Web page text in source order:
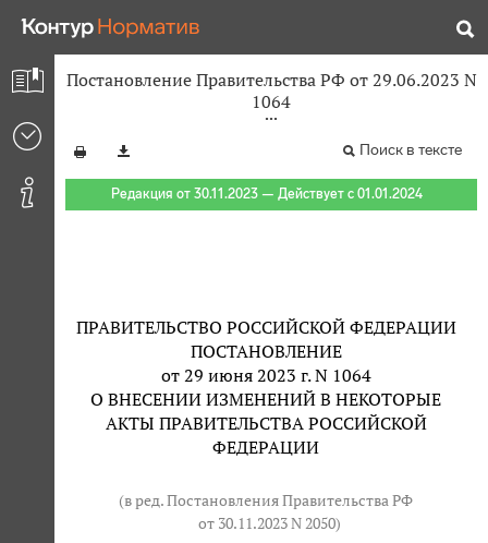
Постановление Правительства РФ от 29.06.2023 N
1064
Поиск в тексте
Редакция от 30.11.2023 — Действует с 01.01.2024
ПРАВИТЕЛЬСТВО РОССИЙСКОЙ ФЕДЕРАЦИИ
ПОСТАНОВЛЕНИЕ
от 29 июня 2023 г. N 1064
О ВНЕСЕНИИ ИЗМЕНЕНИЙ В НЕКОТОРЫЕ
АКТЫ ПРАВИТЕЛЬСТВА РОССИЙСКОЙ
ФЕДЕРАЦИИ
(в ред. Постановления Правительства РФ
от 30.11.2023 N 2050)